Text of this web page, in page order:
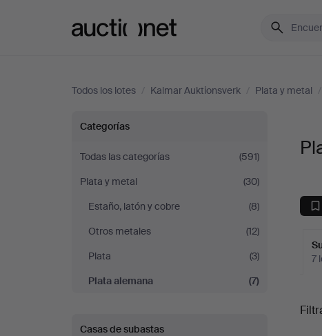
Todos los lotes / Kalmar Auktionsverk / Plata y metal /
Plata
alemana
en
Kalmar
Auktionsverk
Categorías
Todas las categorías
(591)
Plata y metal
(30)
Estaño, latón y cobre
(8)
Otros metales
(12)
Plata
(3)
Plata alemana
(7)
Casas de subastas
7
en